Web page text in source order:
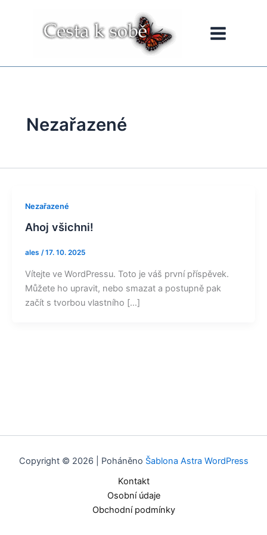
Nezařazené
Nezařazené
Ahoj všichni!
ales /17. 10. 2025
Vítejte ve WordPressu. Toto je váš první příspěvek.
Můžete ho upravit, nebo smazat a postupně pak
začít s tvorbou vlastního […]
Copyright © 2026 | Poháněno Šablona Astra WordPress
Kontakt
Osobní údaje
Obchodní podmínky